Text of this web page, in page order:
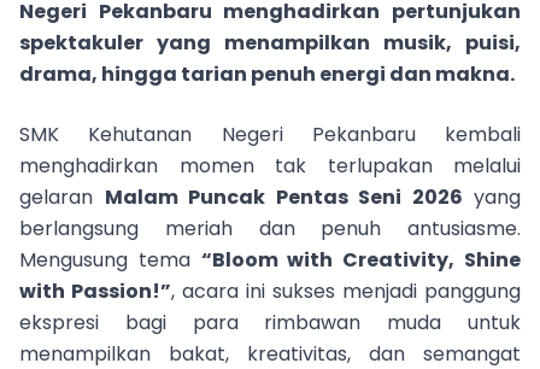
Negeri Pekanbaru menghadirkan pertunjukan
spektakuler yang menampilkan musik, puisi,
drama, hingga tarian penuh energi dan makna.
SMK Kehutanan Negeri Pekanbaru kembali
menghadirkan momen tak terlupakan melalui
gelaran Malam Puncak Pentas Seni 2026 yang
berlangsung meriah dan penuh antusiasme.
Mengusung tema “Bloom with Creativity, Shine
with Passion!”, acara ini sukses menjadi panggung
ekspresi bagi para rimbawan muda untuk
menampilkan bakat, kreativitas, dan semangat